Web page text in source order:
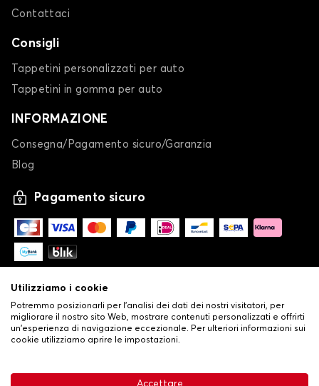
Contattaci
Consigli
Tappetini personalizzati per auto
Tappetini in gomma per auto
INFORMAZIONE
Consegna/Pagamento sicuro/Garanzia
Blog
Pagamento sicuro
Condizioni generali di vendita•
Utilizziamo i cookie
Potremmo posizionarli per l'analisi dei dati dei nostri visitatori, per
migliorare il nostro sito Web, mostrare contenuti personalizzati e offrirti
un'esperienza di navigazione eccezionale. Per ulteriori informazioni sui
cookie utilizziamo aprire le impostazioni.
Accettare